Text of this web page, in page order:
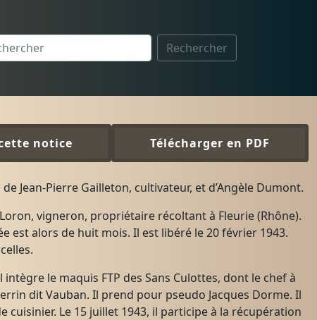
Rechercher
notice Télécharger en PDF
Jean-Pierre Gailleton, cultivateur, et d’Angèle Dumont.
vigneron, propriétaire récoltant à Fleurie (Rhône).
est alors de huit mois. Il est libéré le 20 février 1943.
le maquis FTP des Sans Culottes, dont le chef à
dit Vauban. Il prend pour pseudo Jacques Dorme. Il
Le 15 juillet 1943, il participe à la récupération